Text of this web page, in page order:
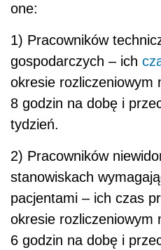
one:
1) Pracowników
gospodarczych – ich
okresie rozliczeniowym
8 godzin na dobę i
tydzień.
2) Pracowników
stanowiskach
pacjentami – ich czas
okresie rozliczeniowym
6 godzin na dobę i